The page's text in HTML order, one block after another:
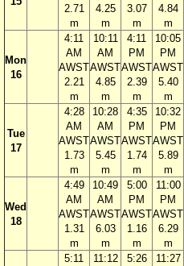
2.71
m
4.25
m
3.07
m
4.84
m
Mon
16
4:11
AM
AWST
2.21
m
10:11
AM
AWST
4.85
m
4:11
PM
AWST
2.39
m
10:05
PM
AWST
5.40
m
Tue
17
4:28
AM
AWST
1.73
m
10:28
AM
AWST
5.45
m
4:35
PM
AWST
1.74
m
10:32
PM
AWST
5.89
m
Wed
18
4:49
AM
AWST
1.31
m
10:49
AM
AWST
6.03
m
5:00
PM
AWST
1.16
m
11:00
PM
AWST
6.29
m
5:11
11:12
5:26
11:27